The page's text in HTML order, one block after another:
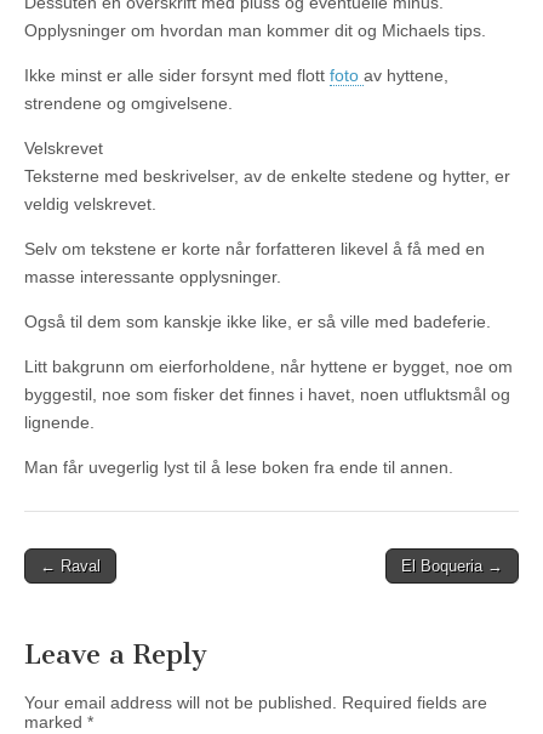
Opplysninger om hvordan man kommer dit og Michaels tips.
Ikke minst er alle sider forsynt med flott foto av hyttene,
strendene og omgivelsene.
Velskrevet
Teksterne med beskrivelser, av de enkelte stedene og hytter, er
veldig velskrevet.
Selv om tekstene er korte når forfatteren likevel å få med en
masse interessante opplysninger.
Også til dem som kanskje ikke like, er så ville med badeferie.
Litt bakgrunn om eierforholdene, når hyttene er bygget, noe om
byggestil, noe som fisker det finnes i havet, noen utfluktsmål og
lignende.
Man får uvegerlig lyst til å lese boken fra ende til annen.
Post
← Raval El Boqueria →
Leave a Reply
Your email address will not be published. Required fields are
marked *